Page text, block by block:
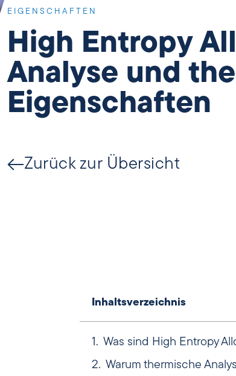
EIGENSCHAFTEN
High Entropy
Analyse und
Eigenschaften
Zurück zur Übersicht
Inhaltsverzeichnis
Was sind High Entropy
Warum thermische